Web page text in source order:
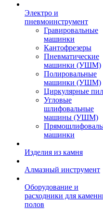
Электро и
пневмоинструмент
Гравировальные
машинки
Кантофрезеры
Пневматические
машинки (УШМ)
Полировальные
машинки (УШМ)
Циркулярные
Угловые
шлифовальные
машины (УШМ)
машинки
Изделия из камня
Алмазный инструмент
Оборудование и
расходники для
полов